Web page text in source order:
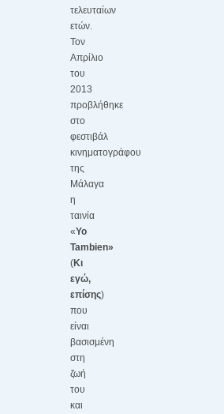
τελευταίων
ετών.
Τον
Απρίλιο
του
2013
προβλήθηκε
στο
φεστιβάλ
κινηματογράφου
της
Μάλαγα
η
ταινία
«Υο
Tambien»
(Κι
εγώ,
επίσης)
που
είναι
βασισμένη
στη
ζωή
του
και